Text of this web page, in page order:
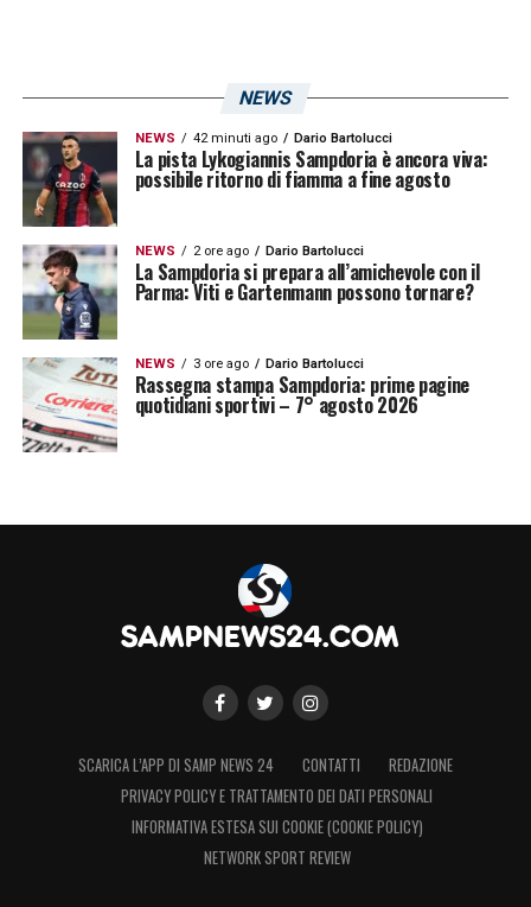
LA PLAYLIST DELLE NOSTRE TOP NEWS
NEWS
NEWS 42 minuti ago Dario Bartolucci
La pista Lykogiannis Sampdoria è ancora viva:
possibile ritorno di fiamma a fine agosto
NEWS 2 ore ago Dario Bartolucci
La Sampdoria si prepara all’amichevole con il
Parma: Viti e Gartenmann possono tornare?
NEWS 3 ore ago Dario Bartolucci
Rassegna stampa Sampdoria: prime pagine
quotidiani sportivi – 7° agosto 2026
SCARICA L’APP DI SAMP NEWS 24 CONTATTI
REDAZIONE
PRIVACY POLICY E TRATTAMENTO DEI DATI PERSONALI
INFORMATIVA ESTESA SUI COOKIE (COOKIE POLICY)
NETWORK SPORT REVIEW